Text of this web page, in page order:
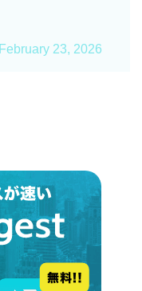
February 23, 2026